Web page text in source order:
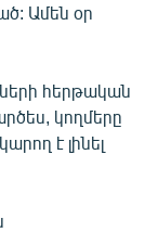
Ամեն օր
հերթական
կողմերը
է լինել